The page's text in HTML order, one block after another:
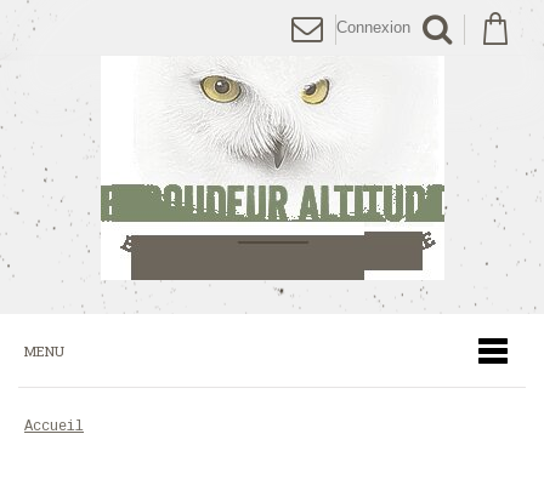
Connexion
MENU
accueil